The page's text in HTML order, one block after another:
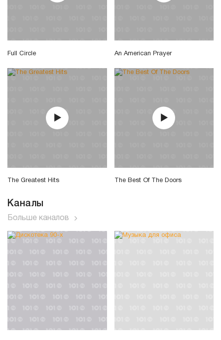
Full Circle An American Prayer
The Greatest Hits The Best Of The Doors
Каналы
Больше каналов